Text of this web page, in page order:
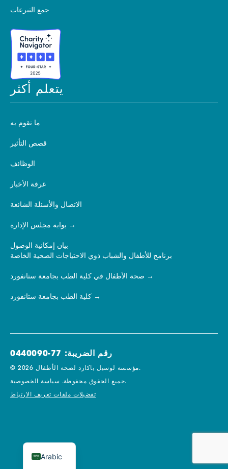
جمع التبرعات
يتعلم أكثر
ما نقوم به
قصص التأثير
الوظائف
غرفة الأخبار
الاتصال والأسئلة الشائعة
بوابة مجلس الإدارة
بيان إمكانية الوصول
برنامج للأطفال والشباب ذوي الاحتياجات الصحية الخاصة
صحة الأطفال في كلية الطب بجامعة ستانفورد
كلية الطب بجامعة ستانفورد
رقم الضريبة: 77-0440090
© 2026 مؤسسة لوسيل باكارد لصحة الأطفال.
جميع الحقوق محفوظة.سياسة الخصوصية.
تفضيلات ملفات تعريف الارتباط
Arabic